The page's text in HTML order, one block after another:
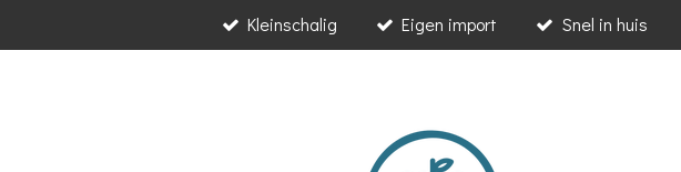
Kleinschalig Eigen import Snel in huis